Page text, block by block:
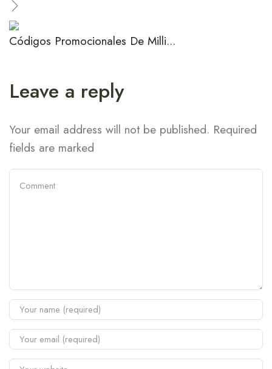
Códigos Promocionales De Milli...
Leave a reply
Your email address will not be published. Required
fields are marked